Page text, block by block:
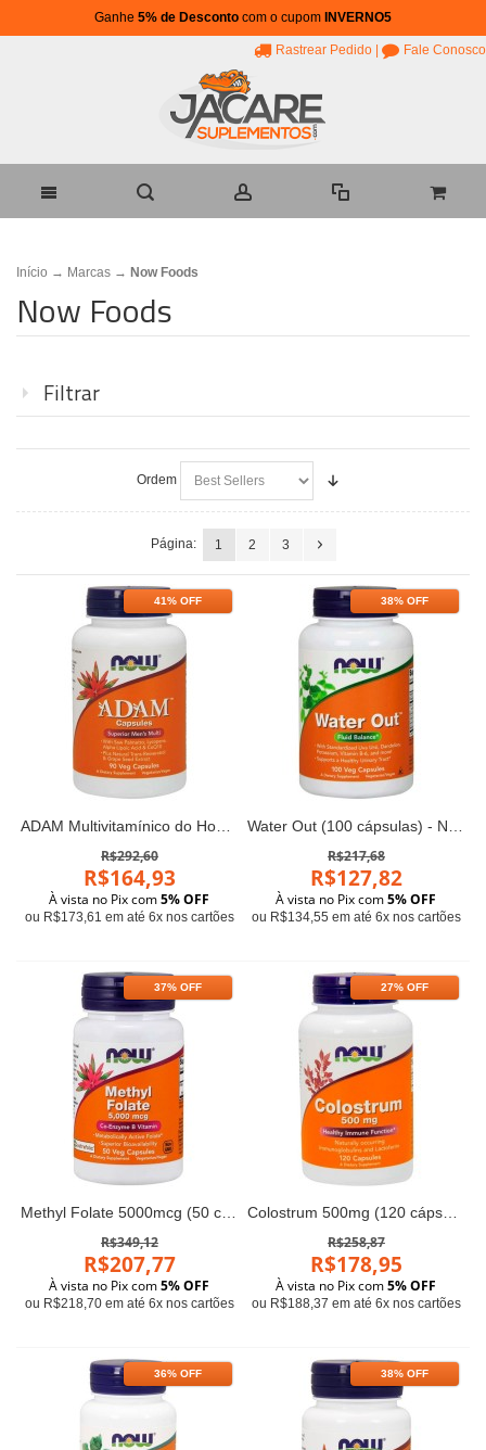
Ganhe 5% de Desconto com o cupom INVERNO5
Rastrear Pedido Fale Conosco
Início → Marcas → Now Foods
Now Foods
Filtrar
Ordem
Página: 1 2 3
41% OFF
ADAM Multivitamínico do Homem (90 cápsulas) - Now Foods
R$292,60
R$164,93
À vista no Pix com5% OFF
ou R$173,61 em até 6x nos cartões
38% OFF
Water Out (100 cápsulas) - Now Foods
R$217,68
R$127,82
À vista no Pix com5% OFF
ou R$134,55 em até 6x nos cartões
37% OFF
Methyl Folate 5000mcg (50 cápsulas) - Now Foods
R$349,12
R$207,77
À vista no Pix com5% OFF
ou R$218,70 em até 6x nos cartões
27% OFF
Colostrum 500mg (120 cápsulas) - Now Foods
R$258,87
R$178,95
À vista no Pix com5% OFF
ou R$188,37 em até 6x nos cartões
36% OFF 38% OFF